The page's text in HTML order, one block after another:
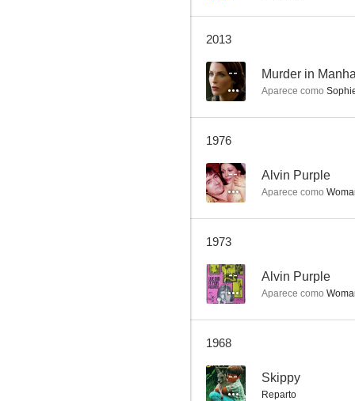
2013
-- Murder in
Aparece como
1976
-- Alvin Purple
Aparece como
1973
-- Alvin Purple
Aparece como
1968
-- Skippy
Reparto